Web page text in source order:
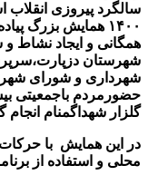
۱۴۰۰ همایش بزرگ
همگانی و ایجاد نشاط و
شهرستان
شهرداری و شورای
حضورمردم باجمعیتی
گلزار شهداگمنام
در این همایش با
محلی و استفاده از